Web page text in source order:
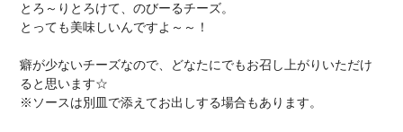
とろ～りとろけて、のびーるチーズ。
とっても美味しいんですよ～～！
癖が少ないチーズなので、どなたにでもお召し上がりいただけ
ると思います☆
※ソースは別皿で添えてお出しする場合もあります。